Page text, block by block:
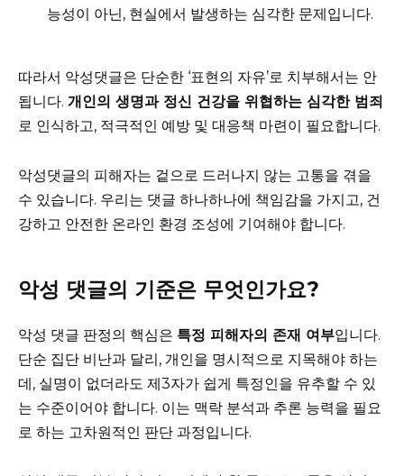
능성이 아닌, 현실에서 발생하는 심각한 문제입니다.
따라서 악성댓글은 단순한 ‘표현의 자유’로 치부해서는 안
됩니다. 개인의 생명과 정신 건강을 위협하는 심각한 범죄
로 인식하고, 적극적인 예방 및 대응책 마련이 필요합니다.
악성댓글의 피해자는 겉으로 드러나지 않는 고통을 겪을
수 있습니다. 우리는 댓글 하나하나에 책임감을 가지고, 건
강하고 안전한 온라인 환경 조성에 기여해야 합니다.
악성 댓글의 기준은 무엇인가요?
악성 댓글 판정의 핵심은 특정 피해자의 존재 여부입니다.
단순 집단 비난과 달리, 개인을 명시적으로 지목해야 하는
데, 실명이 없더라도 제3자가 쉽게 특정인을 유추할 수 있
는 수준이어야 합니다. 이는 맥락 분석과 추론 능력을 필요
로 하는 고차원적인 판단 과정입니다.